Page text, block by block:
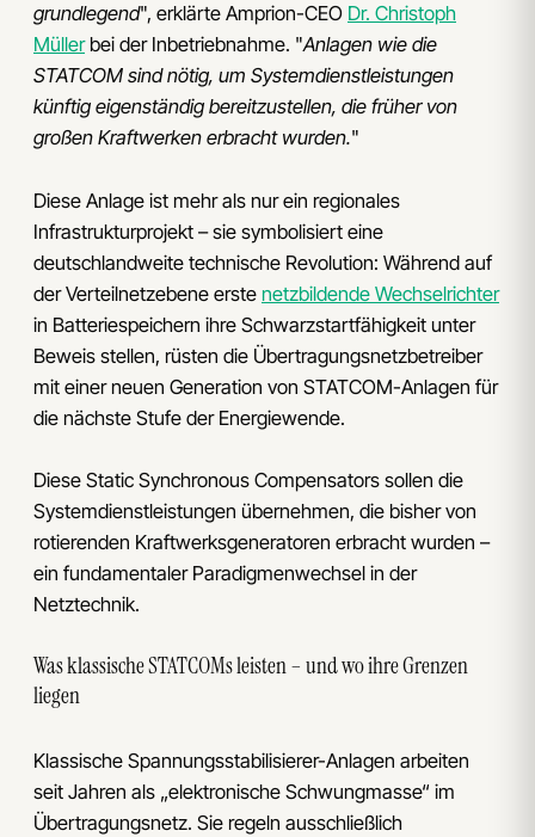
grundlegend", erklärte Amprion-CEO Dr. Christoph
Müllerbei der Inbetriebnahme. "Anlagen wie die
STATCOM sind nötig, um Systemdienstleistungen
künftig eigenständig bereitzustellen, die früher von
großen Kraftwerken erbracht wurden."
Diese Anlage ist mehr als nur ein regionales
Infrastrukturprojekt – sie symbolisiert eine
deutschlandweite technische Revolution: Während auf
der Verteilnetzebene erste netzbildende Wechselrichter
in Batteriespeichern ihre Schwarzstartfähigkeit unter
Beweis stellen, rüsten die Übertragungsnetzbetreiber
mit einer neuen Generation von STATCOM-Anlagen für
die nächste Stufe der Energiewende.
Diese Static Synchronous Compensators sollen die
Systemdienstleistungen übernehmen, die bisher von
rotierenden Kraftwerksgeneratoren erbracht wurden –
ein fundamentaler Paradigmenwechsel in der
Netztechnik.
Was klassische STATCOMs leisten – und wo ihre Grenzen
liegen
Klassische Spannungsstabilisierer-Anlagen arbeiten
seit Jahren als „elektronische Schwungmasse“ im
Übertragungsnetz. Sie regeln ausschließlich